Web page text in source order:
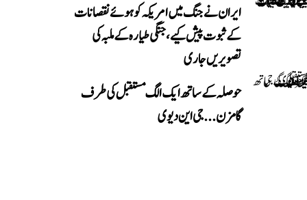
ایران نے جنگ میں امریکہ کو ہوئے نقصانات
کے ثبوت پیش کیے، جنگی طیارہ کے ملبہ کی
تصویریں جاری
حوصلہ کے ساتھ ایک الگ مستقبل کی طرف
گامزن... جی این دیوی